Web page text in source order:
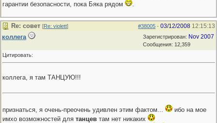
гарантии безопасности, пока Бяка рядом
.
#38005 - 03/12/2008 12:15:13
Re: совет [Re: violett]
Зарегистрирован: Nov 2007
Сообщения: 12,359
коллега
Цитировать:
коллега, я там ТАНЦУЮ!!!
признаться, я очень-преочень удивлен этим фактом...
ибо на мое
имхо возможностей для танцев там нет никаких